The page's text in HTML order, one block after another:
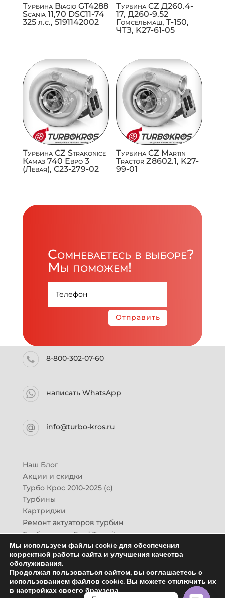
Турбина Biagio GT4288
Scania 11,70 DSC11-74
325 л.с., 5191142002
Турбина CZ Д260.4-
17, Д260-9.52
Гомсельмаш, Т-150,
ЧТЗ, K27-61-05
Турбина CZ Strakonice
Камаз 740 Евро 3
(Левая), C23-279-02
Турбина CZ Martin
Tractor Z8602.1, K27-
99-01
Сомневаетесь в выборе?
Мы поможем!
Отправить
8-800-302-07-60
написать WhatsApp
info@turbo-kros.ru
Наш Блог
Акции и скидки
Турбо Крос 2010-2025 (с)
Турбины
Картриджи
Ремонт актуаторов турбин
Турбины для Ford Transit
Турбины для Mazda CX-7
Картридж для ГАЗон-Next
Турбины HINO (Хино)
Купить новую турбину
Контакты
Мы используем файлы cookie для обеспечения
корректной работы сайта и улучшения качества
обслуживания.
Продолжая пользоваться сайтом, вы соглашаетесь с
использованием файлов cookie. Вы можете отключить их
в настройках своего браузера.